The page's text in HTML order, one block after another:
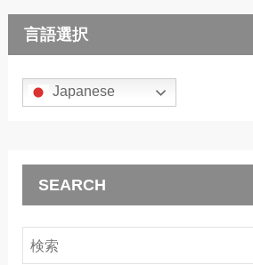
言語選択
Japanese
SEARCH